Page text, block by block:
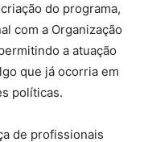
do programa,
com a Organização
a atuação
que já ocorria em
políticas.
de profissionais